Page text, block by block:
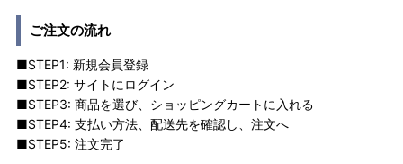
ご注文の流れ
■STEP1: 新規会員登録
■STEP2: サイトにログイン
■STEP3: 商品を選び、ショッピングカートに入れる
■STEP4: 支払い方法、配送先を確認し、注文へ
■STEP5: 注文完了